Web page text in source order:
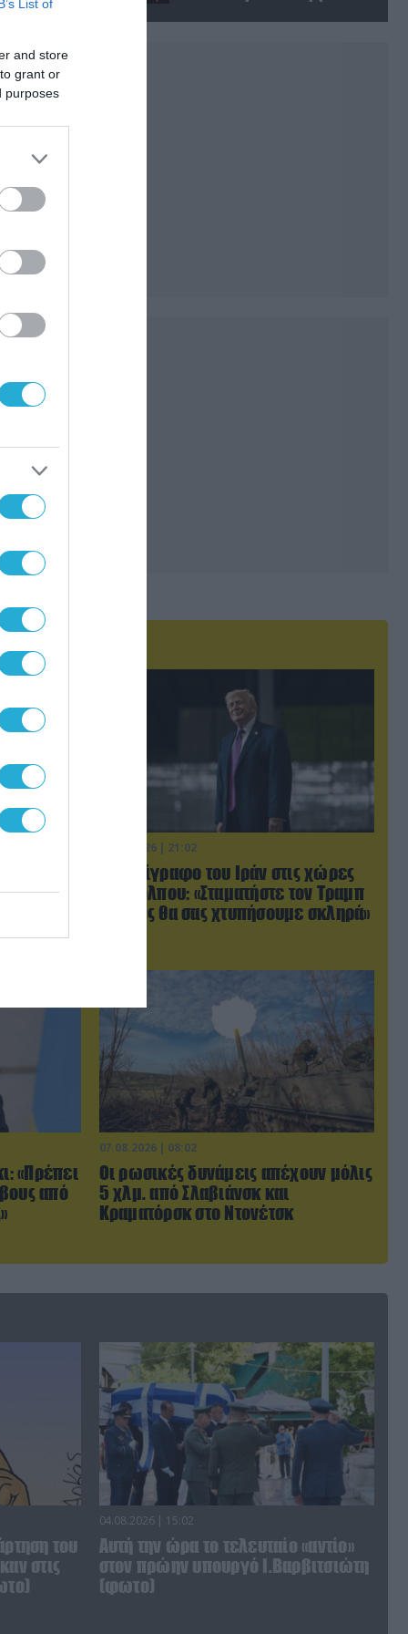
List of
and store
grant or
purposes
Χιροσίμα!
06.08.2026 | 21:02
Τελεσίγραφο του Ιράν στις χώρες
του Κόλπου: «Σταματήστε τον Τραμπ
αλλιώς θα σας χτυπήσουμε σκληρά»
«Πρέπει
από
07.08.2026 | 08:02
Οι ρωσικές δυνάμεις απέχουν μόλις
5 χλμ. από Σλαβιάνσκ και
Κραματόρσκ στο Ντονέτσκ
του
στις
04.08.2026 | 15:02
Αυτή την ώρα το τελευταίο «αντίο»
στον πρώην υπουργό Ι.Βαρβιτσιώτη
(φωτο)